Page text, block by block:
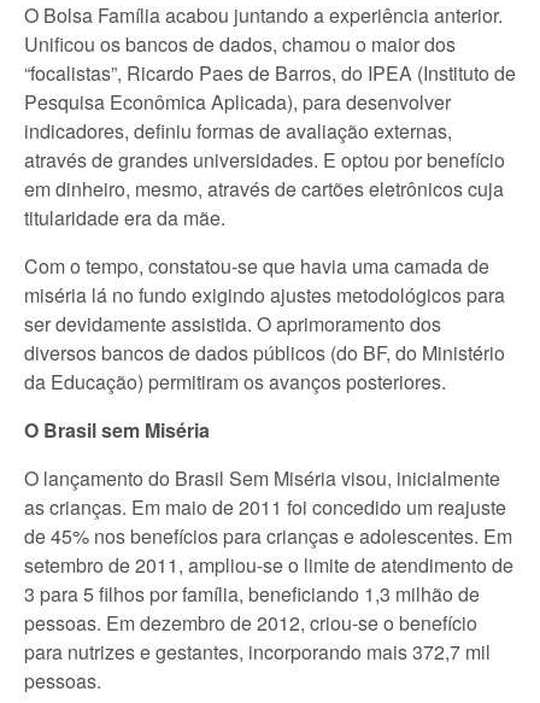
O Bolsa Família acabou juntando a experiência anterior.
Unificou os bancos de dados, chamou o maior dos
“focalistas”, Ricardo Paes de Barros, do IPEA (Instituto de
Pesquisa Econômica Aplicada), para desenvolver
indicadores, definiu formas de avaliação externas,
através de grandes universidades. E optou por benefício
em dinheiro, mesmo, através de cartões eletrônicos cuja
titularidade era da mãe.
Com o tempo, constatou-se que havia uma camada de
miséria lá no fundo exigindo ajustes metodológicos para
ser devidamente assistida. O aprimoramento dos
diversos bancos de dados públicos (do BF, do Ministério
da Educação) permitiram os avanços posteriores.
O Brasil sem Miséria
O lançamento do Brasil Sem Miséria visou, inicialmente
as crianças. Em maio de 2011 foi concedido um reajuste
de 45% nos benefícios para crianças e adolescentes. Em
setembro de 2011, ampliou-se o limite de atendimento de
3 para 5 filhos por família, beneficiando 1,3 milhão de
pessoas. Em dezembro de 2012, criou-se o benefício
para nutrizes e gestantes, incorporando mais 372,7 mil
pessoas.